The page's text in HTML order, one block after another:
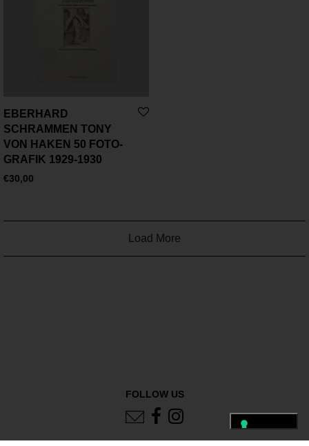
EBERHARD
SCHRAMMEN TONY
VON HAKEN 50 FOTO-
GRAFIK 1929-1930
€30,00
Load More
FOLLOW US